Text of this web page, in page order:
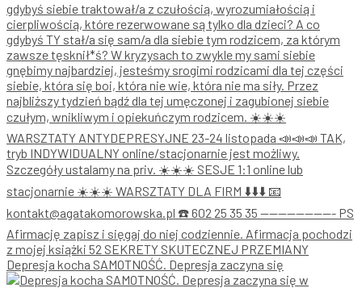
Depresja kocha SAMOTNOŚĆ. Depresja zaczyna się